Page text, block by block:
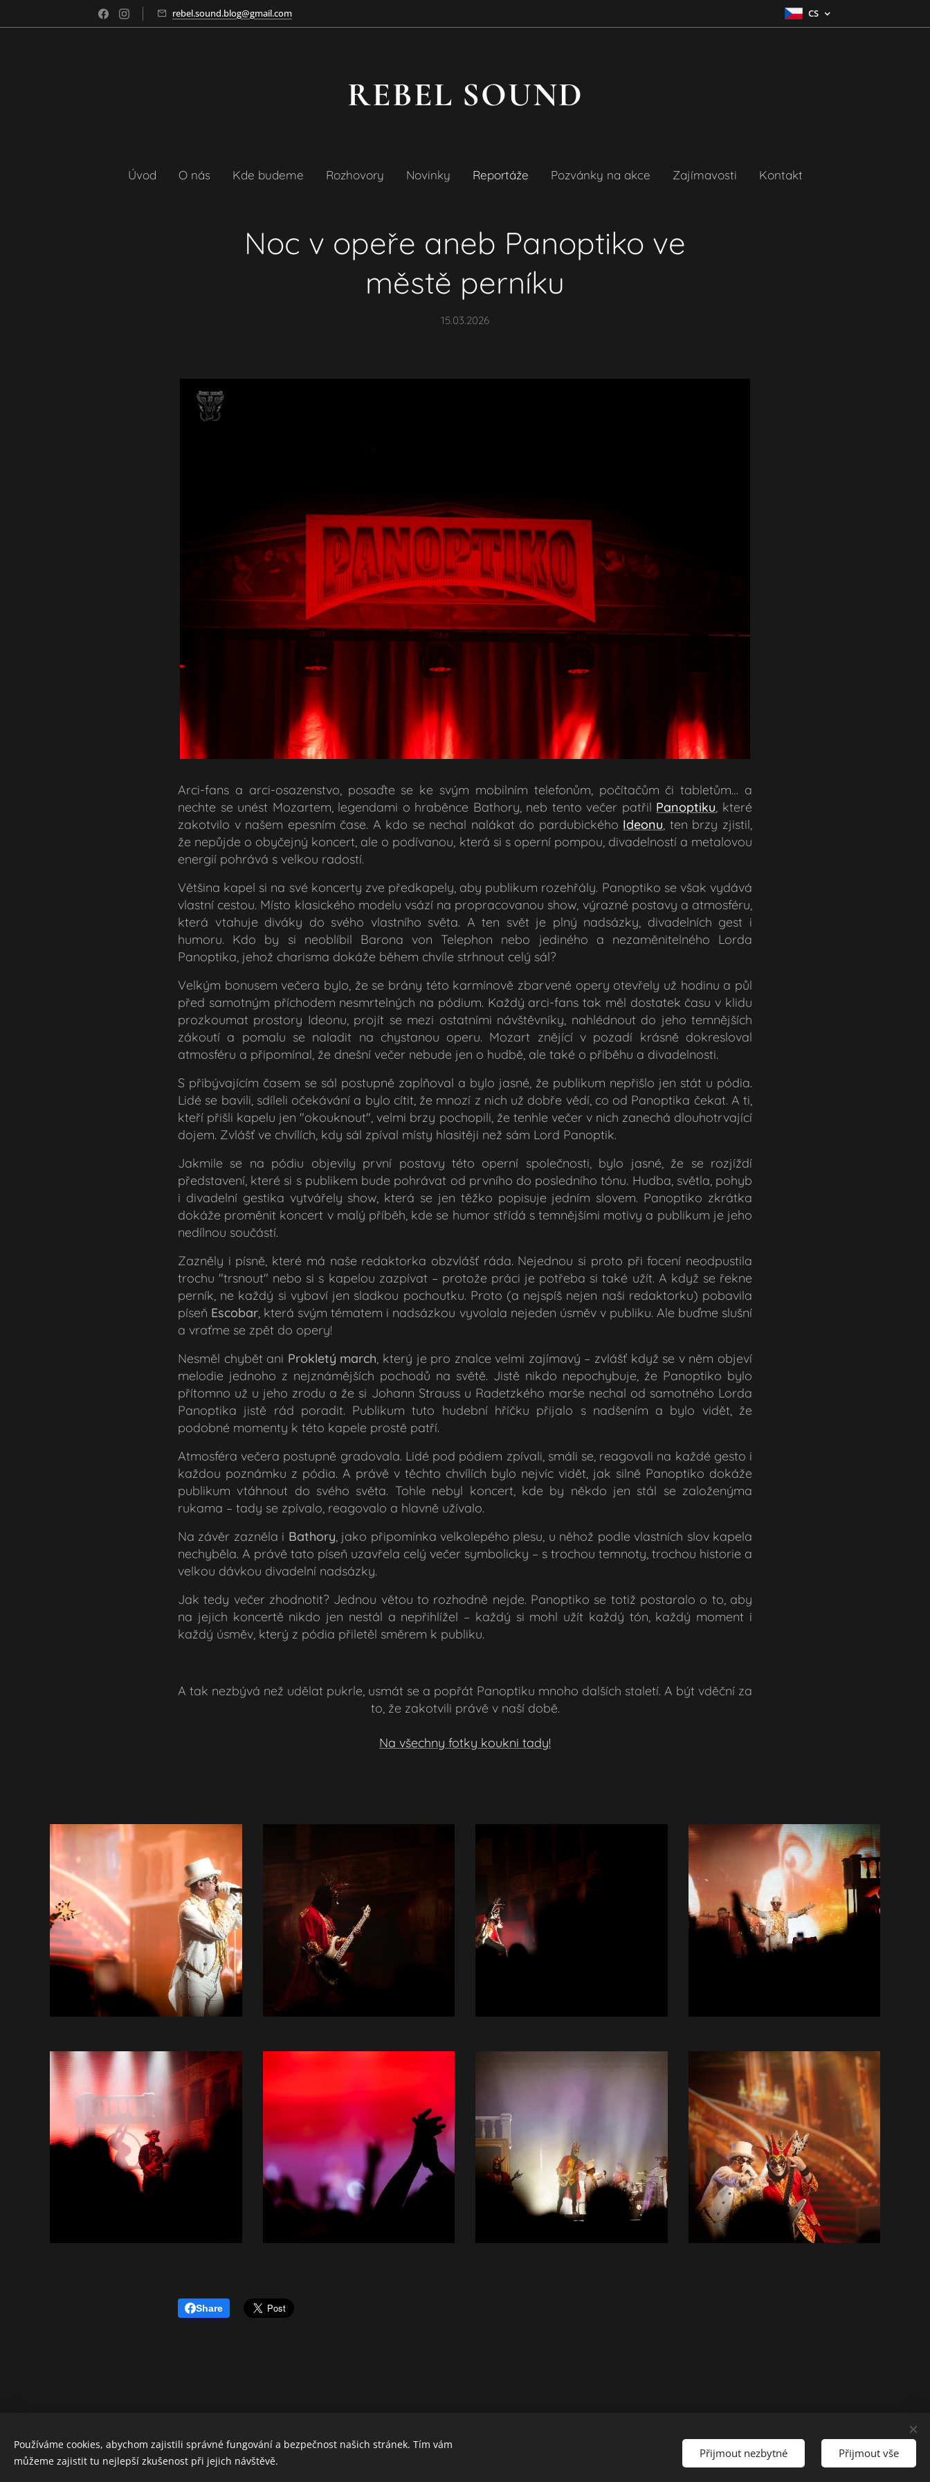
rebel.sound.blog@gmail.com CS
REBEL SOUND
Úvod O nás Kde budeme Rozhovory Novinky Reportáže Pozvánky na akce Zajímavosti Kontakt
Noc v opeře aneb Panoptiko ve
městě perníku
15.03.2026
Arci-fans a arci-osazenstvo, posaďte se ke svým mobilním telefonům, počítačům či tabletům… a
nechte se unést Mozartem, legendami o hraběnce Bathory, neb tento večer patřil Panoptiku, které
zakotvilo v našem epesním čase. A kdo se nechal nalákat do pardubického Ideonu, ten brzy zjistil,
že nepůjde o obyčejný koncert, ale o podívanou, která si s operní pompou, divadelností a metalovou
energií pohrává s velkou radostí.
Většina kapel si na své koncerty zve předkapely, aby publikum rozehřály. Panoptiko se však vydává
vlastní cestou. Místo klasického modelu vsází na propracovanou show, výrazné postavy a atmosféru,
která vtahuje diváky do svého vlastního světa. A ten svět je plný nadsázky, divadelních gest i
humoru. Kdo by si neoblíbil Barona von Telephon nebo jediného a nezaměnitelného Lorda
Panoptika, jehož charisma dokáže během chvíle strhnout celý sál?
Velkým bonusem večera bylo, že se brány této karmínově zbarvené opery otevřely už hodinu a půl
před samotným příchodem nesmrtelných na pódium. Každý arci-fans tak měl dostatek času v klidu
prozkoumat prostory Ideonu, projít se mezi ostatními návštěvníky, nahlédnout do jeho temnějších
zákoutí a pomalu se naladit na chystanou operu. Mozart znějící v pozadí krásně dokresloval
atmosféru a připomínal, že dnešní večer nebude jen o hudbě, ale také o příběhu a divadelnosti.
S přibývajícím časem se sál postupně zaplňoval a bylo jasné, že publikum nepřišlo jen stát u pódia.
Lidé se bavili, sdíleli očekávání a bylo cítit, že mnozí z nich už dobře vědí, co od Panoptika čekat. A ti,
kteří přišli kapelu jen "okouknout", velmi brzy pochopili, že tenhle večer v nich zanechá dlouhotrvající
dojem. Zvlášť ve chvílích, kdy sál zpíval místy hlasitěji než sám Lord Panoptik.
Jakmile se na pódiu objevily první postavy této operní společnosti, bylo jasné, že se rozjíždí
představení, které si s publikem bude pohrávat od prvního do posledního tónu. Hudba, světla, pohyb
i divadelní gestika vytvářely show, která se jen těžko popisuje jedním slovem. Panoptiko zkrátka
dokáže proměnit koncert v malý příběh, kde se humor střídá s temnějšími motivy a publikum je jeho
nedílnou součástí.
Zazněly i písně, které má naše redaktorka obzvlášť ráda. Nejednou si proto při focení neodpustila
trochu "trsnout" nebo si s kapelou zazpívat – protože práci je potřeba si také užít. A když se řekne
perník, ne každý si vybaví jen sladkou pochoutku. Proto (a nejspíš nejen naši redaktorku) pobavila
píseň Escobar, která svým tématem i nadsázkou vyvolala nejeden úsměv v publiku. Ale buďme slušní
a vraťme se zpět do opery!
Nesměl chybět ani Prokletý march, který je pro znalce velmi zajímavý – zvlášť když se v něm objeví
melodie jednoho z nejznámějších pochodů na světě. Jistě nikdo nepochybuje, že Panoptiko bylo
přítomno už u jeho zrodu a že si Johann Strauss u Radetzkého marše nechal od samotného Lorda
Panoptika jistě rád poradit. Publikum tuto hudební hříčku přijalo s nadšením a bylo vidět, že
podobné momenty k této kapele prostě patří.
Atmosféra večera postupně gradovala. Lidé pod pódiem zpívali, smáli se, reagovali na každé gesto i
každou poznámku z pódia. A právě v těchto chvílích bylo nejvíc vidět, jak silně Panoptiko dokáže
publikum vtáhnout do svého světa. Tohle nebyl koncert, kde by někdo jen stál se založenýma
rukama – tady se zpívalo, reagovalo a hlavně užívalo.
Na závěr zazněla i Bathory, jako připomínka velkolepého plesu, u něhož podle vlastních slov kapela
nechyběla. A právě tato píseň uzavřela celý večer symbolicky – s trochou temnoty, trochou historie a
velkou dávkou divadelní nadsázky.
Jak tedy večer zhodnotit? Jednou větou to rozhodně nejde. Panoptiko se totiž postaralo o to, aby
na jejich koncertě nikdo jen nestál a nepřihlížel – každý si mohl užít každý tón, každý moment i
každý úsměv, který z pódia přiletěl směrem k publiku.
A tak nezbývá než udělat pukrle, usmát se a popřát Panoptiku mnoho dalších staletí. A být vděční za
to, že zakotvili právě v naší době.
Na všechny fotky koukni tady!
Share
REBEL SOUND
Všechna práva vyhrazena 2026
Jazyky
Čeština English
Používáme cookies, abychom zajistili správné fungování a bezpečnost našich stránek. Tím vám
můžeme zajistit tu nejlepší zkušenost při jejich návštěvě.
Přijmout nezbytné Přijmout vše